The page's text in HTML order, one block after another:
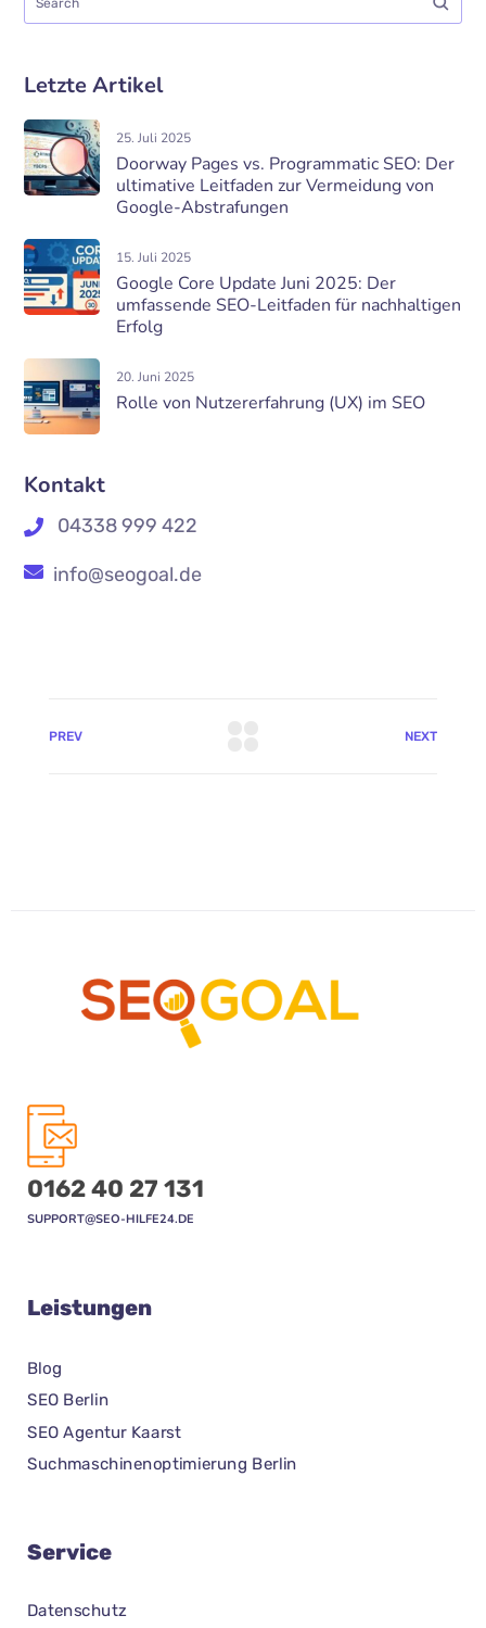
Letzte Artikel
25. Juli 2025
Doorway Pages vs. Programmatic SEO: Der
ultimative Leitfaden zur Vermeidung von
Google-Abstrafungen
15. Juli 2025
Google Core Update Juni 2025: Der
umfassende SEO-Leitfaden für nachhaltigen
Erfolg
20. Juni 2025
Rolle von Nutzererfahrung (UX) im SEO
Kontakt
04338 999 422
info@seogoal.de
PREV NEXT
0162 40 27 131
SUPPORT@SEO-HILFE24.DE
Leistungen
Blog
SEO Berlin
SEO Agentur Kaarst
Suchmaschinenoptimierung Berlin
Service
Datenschutz